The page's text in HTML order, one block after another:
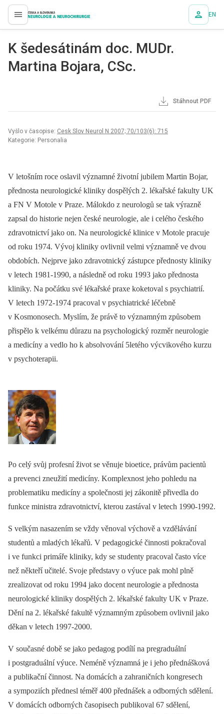
proLékaře.cz EN
K šedesátinám doc. MUDr.
Martina Bojara, CSc.
Stáhnout PDF
Vyšlo v časopise: Cesk Slov Neurol N 2007; 70/103(6): 715
Kategorie: Personalia
V letošním roce oslavil významné životní jubilem Martin Bojar,
přednosta neurologické kliniky dospělých 2. lékařské fakulty UK
a FN V Motole v Praze. Málokdo z neurologů se tak výrazně
zapsal do historie nejen české neurologie, ale i celého českého
zdravotnictví jako on. Na neurologické klinice v Motole pracuje
od roku 1974. Vývoj kliniky ovlivnil velmi významně ve dvou
obdobích. Nejprve jako zdravotnický zástupce přednosty kliniky
v letech 1981-1990, a následně od roku 1993 jako přednosta
kliniky. Na počátku své lékařské praxe koketoval s psychiatrií.
V letech 1972-1974 pracoval v psychiatrické léčebně
v Kosmonosech. Myslím, že právě to významným způsobem
přispělo k velkému důrazu na psychologický rozměr neurologie
a medicíny a vedlo ho k absolvování 5letého výcvikového kurzu
v psychoterapii.
Po celý svůj profesní život se věnuje bioetice, právům pacientů
a prevenci zneužití medicíny. Komplexnost jeho pohledu na
problematiku medicíny a společnosti jej zákonitě přivedla do
funkce ministra zdravotnictví, kterou zastával v letech 1990-1992.
S velkým nasazením se vždy věnoval výchově a vzdělávání
studentů a mladých lékařů. V pedagogické činnosti pokračoval
i ve funkci primáře kliniky, kdy se studenty pracoval často více
než někteří učitelé. Svoje představy o výuce pak mohl plně
zrealizovat od roku 1994 jako docent neurologie a přednosta
neurologické kliniky dospělých 2. lékařské fakulty UK v Praze.
Dění na 2. lékařské fakultě významným způsobem ovlivnil jako
děkan v letech 1997-2000.
V současné době se jako pedagog podílí na pregraduální
i postgraduální výuce. Neméně významná je i jeho přednášková
a publikační činnost. Na domácích a zahraničních kongresech
a sympoziích přednesl téměř 400 přednášek a odborných sdělení.
V domácích odborných časopisech publikoval 67 sdělení,